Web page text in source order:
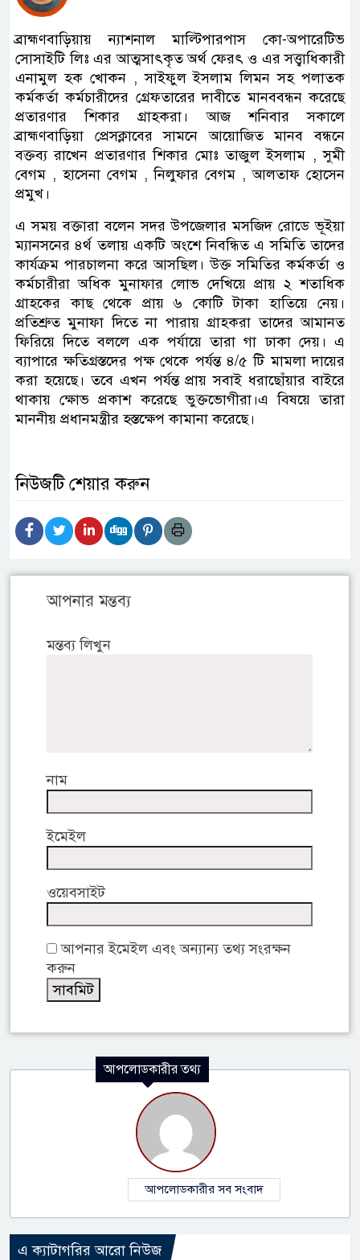
ব্রাহ্মণবাড়িয়ায় ন্যাশনাল মাল্টিপারপাস কো-অপারেটিভ
সোসাইটি লিঃ এর আত্মসাৎকৃত অর্থ ফেরৎ ও এর সত্ত্বাধিকারী
এনামুল হক খোকন , সাইফুল ইসলাম লিমন সহ পলাতক
কর্মকর্তা কর্মচারীদের গ্রেফতারের দাবীতে মানববন্ধন করেছে
প্রতারণার শিকার গ্রাহকরা। আজ শনিবার সকালে
ব্রাহ্মণবাড়িয়া প্রেসক্লাবের সামনে আয়োজিত মানব বন্ধনে
বক্তব্য রাখেন প্রতারণার শিকার মোঃ তাজুল ইসলাম , সুমী
বেগম , হাসেনা বেগম , নিলুফার বেগম , আলতাফ হোসেন
প্রমুখ।
এ সময় বক্তারা বলেন সদর উপজেলার মসজিদ রোডে ভূইয়া
ম্যানসনের ৪র্থ তলায় একটি অংশে নিবন্ধিত এ সমিতি তাদের
কার্যক্রম পারচালনা করে আসছিল। উক্ত সমিতির কর্মকর্তা ও
কর্মচারীরা অধিক মুনাফার লোভ দেখিয়ে প্রায় ২ শতাধিক
গ্রাহকের কাছ থেকে প্রায় ৬ কোটি টাকা হাতিয়ে নেয়।
প্রতিশ্রুত মুনাফা দিতে না পারায় গ্রাহকরা তাদের আমানত
ফিরিয়ে দিতে বললে এক পর্যায়ে তারা গা ঢাকা দেয়। এ
ব্যাপারে ক্ষতিগ্রস্তদের পক্ষ থেকে পর্যন্ত ৪/৫ টি মামলা দায়ের
করা হয়েছে। তবে এখন পর্যন্ত প্রায় সবাই ধরাছোঁয়ার বাইরে
থাকায় ক্ষোভ প্রকাশ করেছে ভুক্তভোগীরা।এ বিষয়ে তারা
মাননীয় প্রধানমন্ত্রীর হস্তক্ষেপ কামানা করেছে।
নিউজটি শেয়ার করুন
আপনার মন্তব্য
মন্তব্য লিখুন
নাম
ইমেইল
ওয়েবসাইট
আপনার ইমেইল এবং অন্যান্য তথ্য সংরক্ষন
করুন
আপলোডকারীর তথ্য
আপলোডকারীর সব সংবাদ
এ ক্যাটাগরির আরো নিউজ